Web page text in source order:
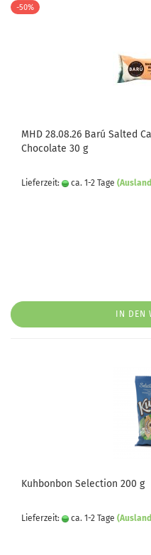
-50%
MHD 28.08.26 Barú Salted
Chocolate 30 g
Lieferzeit: ca. 1-2 Tage
IN DEN
Kuhbonbon Selection 200 g
Lieferzeit: ca. 1-2 Tage